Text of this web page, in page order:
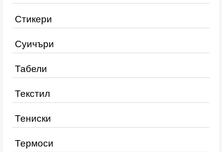
Стикери
Суичъри
Табели
Текстил
Тениски
Термоси